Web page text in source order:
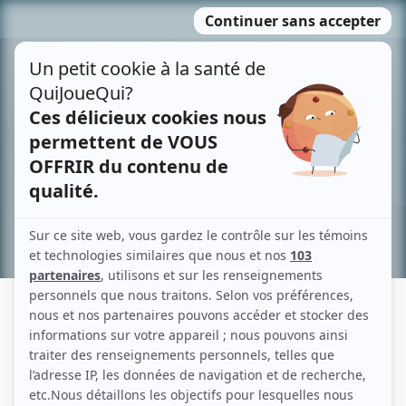
MENU
contenu
Recherche avancée »
GINETTE AHIER
Liens
Fiche de Ginette Ahier sur Showbizz.net